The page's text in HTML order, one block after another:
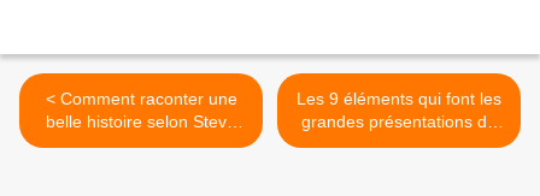
< Comment raconter une
belle histoire selon Steve
Jobs ? by CG.
Les 9 éléments qui font les
grandes présentations de
Steve Jobs by CG. >